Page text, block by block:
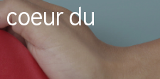
coeur du